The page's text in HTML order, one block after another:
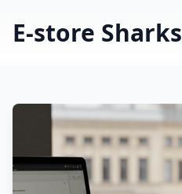
E-store Sharks